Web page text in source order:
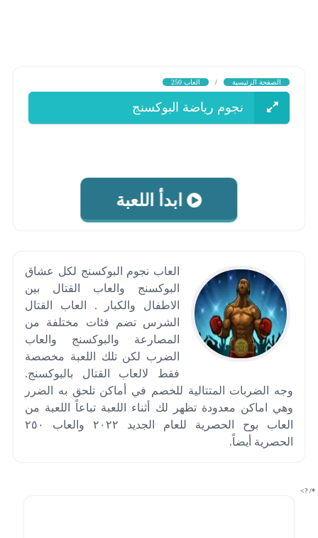
الصفحة الرئيسية / العاب 250
نجوم رياضة البوكسنج
ابدأ اللعبة
العاب نجوم البوكسنج لكل عشاق
البوكسنج والعاب القتال بين
الاطفال والكبار . العاب القتال
الشرس تضم فئات مختلفة من
المصارعة والبوكسنج والعاب
الضرب لكن تلك اللعبة مخصصة
فقط لالعاب القتال بالبوكسنج.
وجه الضربات المتتالية للخصم في أماكن تلحق به الضرر
وهي اماكن معدودة تظهر لك أثناء اللعبة تباعاً اللعبة من
العاب بوح الحصرية للعام الجديد ٢٠٢٢ والعاب ٢٥٠
الحصرية أيضاً.
*/ ?>